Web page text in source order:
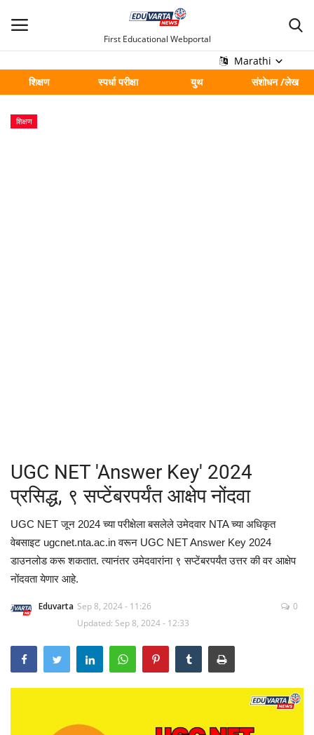
First Educational Webportal
Marathi
शिक्षण
स्पर्धा परीक्षा युथ संशोधन /लेख
मुख्य
Contact
गॅलरी
Language
English
शिक्षण
UGC NET 'Answer Key' 2024
प्रसिद्ध, ९ सप्टेंबरपर्यंत आक्षेप नोंदवा
UGC NET जून 2024 च्या परीक्षेला बसलेले उमेदवार NTA च्या अधिकृत
वेबसाइट ugcnet.nta.ac.in वरून UGC NET Answer Key 2024
डाउनलोड करू शकतात. त्यानंतर उमेदवारांना ९ सप्टेंबरपर्यंत उत्तर की वर आक्षेप
नोंदवता येणार आहे.
Eduvarta Sep 8, 2024 - 11:26
Updated: Sep 8, 2024 - 12:33
0